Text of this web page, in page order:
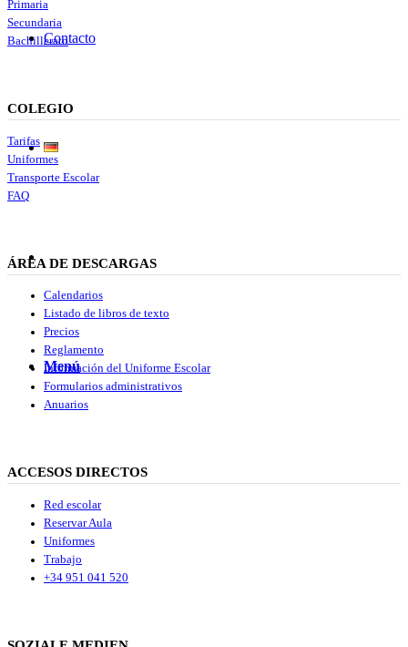
Contacto
Buscar
MenúMenú
Primaria
Secundaria
Bachillerato
COLEGIO
Tarifas
Uniformes
Transporte Escolar
FAQ
ÁREA DE DESCARGAS
Calendarios
Listado de libros de texto
Precios
Reglamento
Información del Uniforme Escolar
Formularios administrativos
Anuarios
ACCESOS DIRECTOS
Red escolar
Reservar Aula
Uniformes
Trabajo
+34 951 041 520